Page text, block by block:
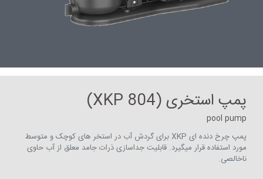
پمپ استخری (XKP 804)
pool pump
پمپ چرخ دنده ای XKP برای گردش آب در استخر های کوچک و متوسط
مورد استفاده قرار میگیرد. قابلیت جداسازی ذرات جامد معلق از آب حاوی
ناخالصی.